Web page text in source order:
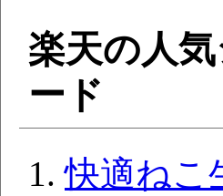
楽天の人
ード
快適ねこ